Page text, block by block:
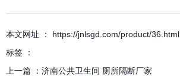
本文网址 ： https://jnlsgd.com/product/36.html
标签 ：
上一篇 ： 济南公共卫生间 厕所隔断厂家